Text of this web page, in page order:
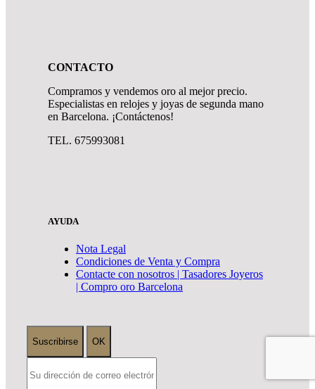
CONTACTO
Compramos y vendemos oro al mejor precio.
Especialistas en relojes y joyas de segunda mano
en Barcelona. ¡Contáctenos!
TEL. 675993081
AYUDA
Nota Legal
Condiciones de Venta y Compra
Contacte con nosotros | Tasadores Joyeros
| Compro oro Barcelona